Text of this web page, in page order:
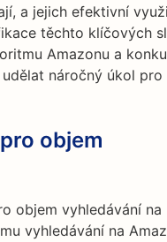
a jejich efektivní
těchto klíčových
Amazonu a
náročný úkol pro
objem
objem vyhledávání na
vyhledávání na